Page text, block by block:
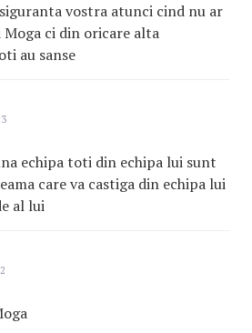
siguranta vostra atunci cind nu ar
ci din oricare alta
au sanse
echipa toti din echipa lui sunt
care va castiga din echipa lui
al lui